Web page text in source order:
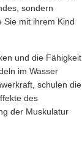
sondern
Sie mit ihrem Kind
und die Fähigkeit
im Wasser
schulen die
des
der Muskulatur